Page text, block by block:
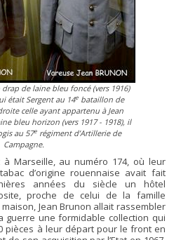
drap de laine bleu foncé (vers 1916)
était Sergent au 14ebataillon de
celle ayant appartenu à Jean
bleu horizon (vers 1917 - 1918), il
au 57erégiment d’Artillerie de
Campagne.
Marseille, au numéro 174, où leur
d’origine rouennaise avait fait
années du siècle un hôtel
proche de celui de la famille
Jean Brunon allait rassembler
guerre une formidable collection qui
pièces à leur départ pour le front en